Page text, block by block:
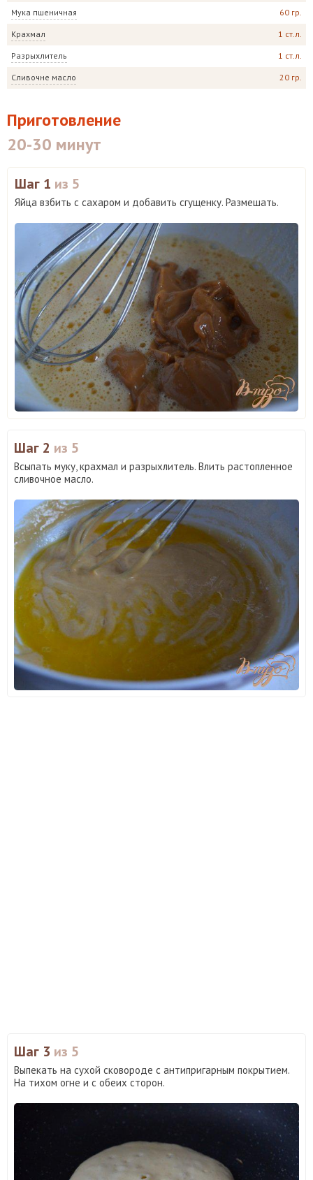
Мука пшеничная 60 гр.
Крахмал 1 ст.л.
Разрыхлитель 1 ст.л.
Сливочне масло 20 гр.
Приготовление
20-30 минут
Шаг 1 из 5
Яйца взбить с сахаром и добавить сгущенку. Размешать.
Шаг 2 из 5
Всыпать муку, крахмал и разрыхлитель. Влить растопленное
сливочное масло.
Шаг 3 из 5
Выпекать на сухой сковороде с антипригарным покрытием.
На тихом огне и с обеих сторон.